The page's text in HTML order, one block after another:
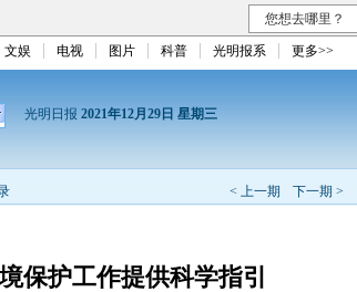
您想去哪里？
文娱 电视 图片 科普 光明报系 更多>>
光明日报 2021年12月29日 星期三
< 上一期 下一期 >
保护工作提供科学指引